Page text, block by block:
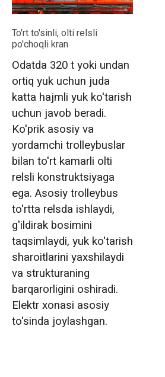
To'rt to'sinli, olti relsli
po'choqli kran
Odatda 320 t yoki undan
ortiq yuk uchun juda
katta hajmli yuk ko'tarish
uchun javob beradi.
Ko'prik asosiy va
yordamchi trolleybuslar
bilan to'rt kamarli olti
relsli konstruktsiyaga
ega. Asosiy trolleybus
to'rtta relsda ishlaydi,
g'ildirak bosimini
taqsimlaydi, yuk ko'tarish
sharoitlarini yaxshilaydi
va strukturaning
barqarorligini oshiradi.
Elektr xonasi asosiy
to'sinda joylashgan.